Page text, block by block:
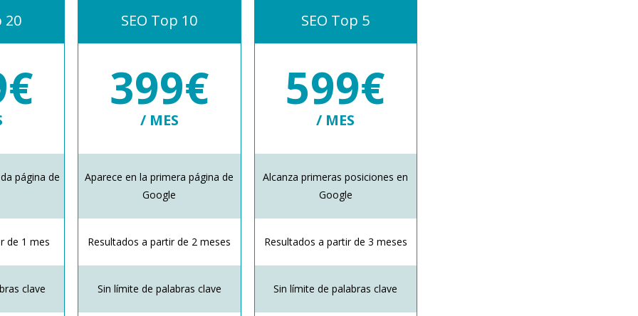
20
página de
de 1 mes
clave
SEO Top 10
399€
/ MES
Aparece en la primera página de
Google
Resultados a partir de 2 meses
Sin límite de palabras clave
SEO Top 5
599€
/ MES
Alcanza primeras posiciones en
Google
Resultados a partir de 3 meses
Sin límite de palabras clave